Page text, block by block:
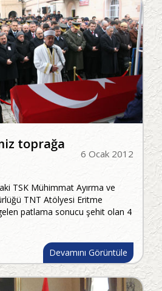
6 Ocak 2012
toprağa
TSK Mühimmat Ayırma ve
TNT Atölyesi Eritme
patlama sonucu şehit olan 4
Devamını Görüntüle